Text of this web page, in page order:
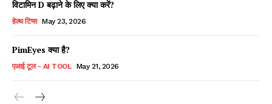
विटामिन D बढ़ाने के लिए क्या करें?
हेल्थ टिप्स May 23, 2026
PimEyes क्या है?
एआई टूल - AI TOOL May 21, 2026